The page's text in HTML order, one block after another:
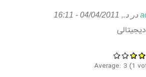
در د., 04/04/2011 - 16:11
Average: 3 (1